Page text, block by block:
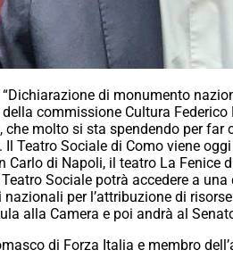
“Dichiarazione di monumento
commissione Cultura
che molto si sta spendendo per
Il Teatro Sociale di Como viene
Carlo di Napoli, il teatro La Fenice
Sociale potrà accedere a
per l’attribuzione di
alla Camera e poi andrà al
di Forza Italia e membro